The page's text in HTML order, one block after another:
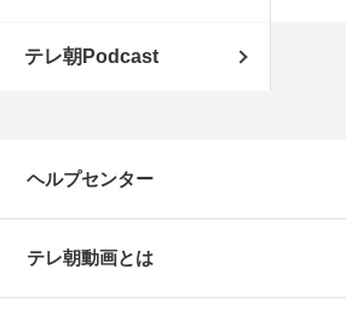
テレ朝Podcast
ヘルプセンター
テレ朝動画とは